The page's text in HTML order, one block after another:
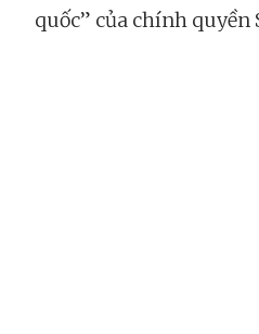
quốc” của chính quyền